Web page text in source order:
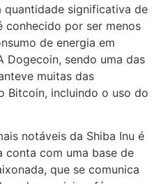
quantidade significativa de
conhecido por ser menos
de energia em
Dogecoin, sendo uma das
muitas das
Bitcoin, incluindo o uso do
notáveis da Shiba Inu é
conta com uma base de
que se comunica